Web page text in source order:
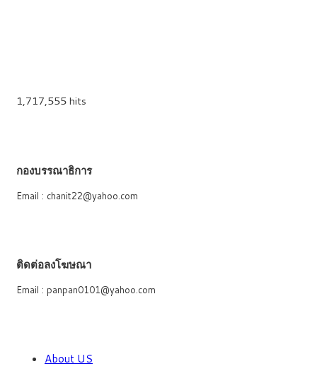
1,717,555 hits
กองบรรณาธิการ
Email : chanit22@yahoo.com
ติดต่อลงโฆษณา
Email : panpan0101@yahoo.com
About US